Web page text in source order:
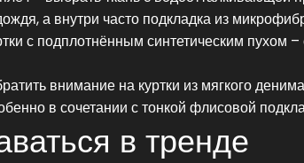
а внутри часто подкладка из
с подплотнённым синтетическим пухом
внимание на куртки из мягкого
в сочетании с тонкой флисовой
в тренде